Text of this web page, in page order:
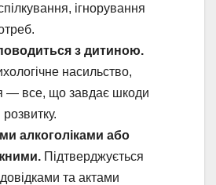
ігнорування
з дитиною.
насильство,
— все, що завдає шкоди
алкоголіками або
Підтверджується
та актами